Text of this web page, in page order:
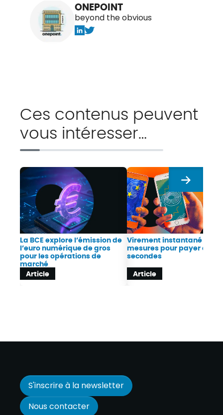
ONEPOINT
beyond the obvious
Ces contenus peuvent
vous intéresser…
La BCE explore l’émission de
l’euro numérique de gros
pour les opérations de
marché
Article
Virement instantané : 10
mesures pour payer en 10
secondes
Article
Suivant
S'inscrire à la newsletter
Nous contacter